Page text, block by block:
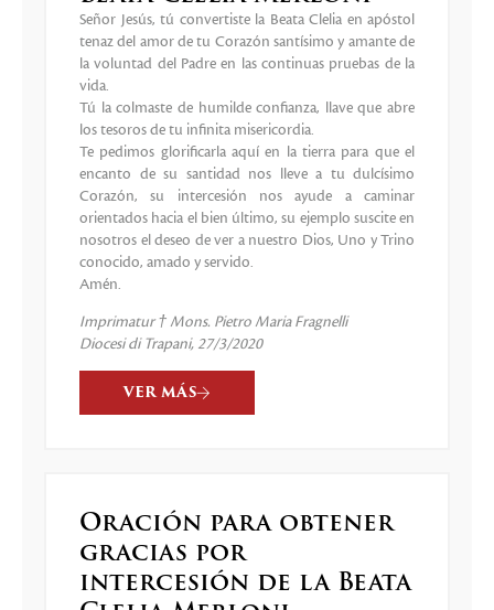
Señor Jesús, tú convertiste la Beata Clelia en apóstol
tenaz del amor de tu Corazón santísimo y amante de
la voluntad del Padre en las continuas pruebas de la
vida.
Tú la colmaste de humilde confianza, llave que abre
los tesoros de tu infinita misericordia.
Te pedimos glorificarla aquí en la tierra para que el
encanto de su santidad nos lleve a tu dulcísimo
Corazón, su intercesión nos ayude a caminar
orientados hacia el bien último, su ejemplo suscite en
nosotros el deseo de ver a nuestro Dios, Uno y Trino
conocido, amado y servido.
Amén.
Imprimatur † Mons. Pietro Maria Fragnelli
Diocesi di Trapani, 27/3/2020
VER MÁS
Oración para obtener
gracias por
intercesión de la Beata